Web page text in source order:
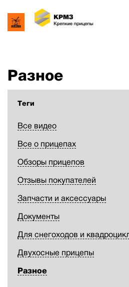
Разное
Теги
Все видео
Все о прицепах
Обзоры прицепов
Отзывы покупателей
Запчасти и аксессуары
Документы
Для снегоходов и
Двухосные прицепы
Разное